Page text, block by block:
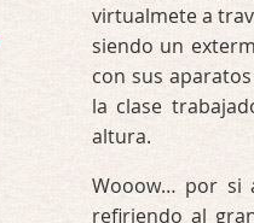
virtualmete a
siendo un
con sus
la clase
altura.
Wooow… por si
refiriendo al